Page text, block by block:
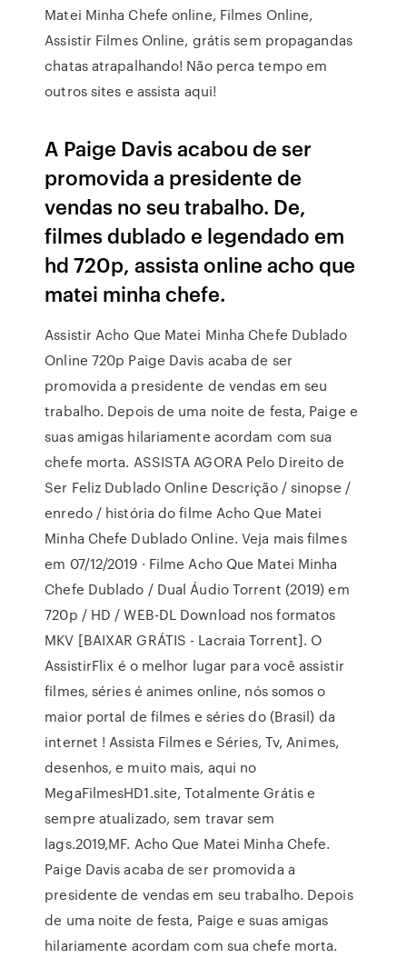
Matei Minha Chefe online, Filmes Online,
Assistir Filmes Online, grátis sem propagandas
chatas atrapalhando! Não perca tempo em
outros sites e assista aqui!
A Paige Davis acabou de ser
promovida a presidente de
vendas no seu trabalho. De,
filmes dublado e legendado em
hd 720p, assista online acho que
matei minha chefe.
Assistir Acho Que Matei Minha Chefe Dublado
Online 720p Paige Davis acaba de ser
promovida a presidente de vendas em seu
trabalho. Depois de uma noite de festa, Paige e
suas amigas hilariamente acordam com sua
chefe morta. ASSISTA AGORA Pelo Direito de
Ser Feliz Dublado Online Descrição / sinopse /
enredo / história do filme Acho Que Matei
Minha Chefe Dublado Online. Veja mais filmes
em 07/12/2019 · Filme Acho Que Matei Minha
Chefe Dublado / Dual Áudio Torrent (2019) em
720p / HD / WEB-DL Download nos formatos
MKV [BAIXAR GRÁTIS - Lacraia Torrent]. O
AssistirFlix é o melhor lugar para você assistir
filmes, séries é animes online, nós somos o
maior portal de filmes e séries do (Brasil) da
internet ! Assista Filmes e Séries, Tv, Animes,
desenhos, e muito mais, aqui no
MegaFilmesHD1.site, Totalmente Grátis e
sempre atualizado, sem travar sem
lags.2019,MF. Acho Que Matei Minha Chefe.
Paige Davis acaba de ser promovida a
presidente de vendas em seu trabalho. Depois
de uma noite de festa, Paige e suas amigas
hilariamente acordam com sua chefe morta.